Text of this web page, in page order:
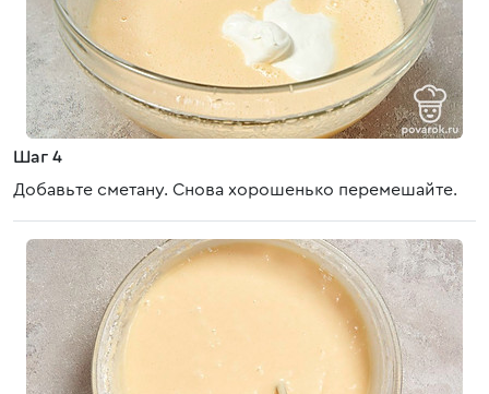
Шаг 4
Добавьте сметану. Снова хорошенько перемешайте.